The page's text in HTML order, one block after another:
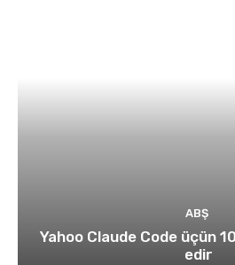
ABŞ
Yahoo Claude Code üçün
edir